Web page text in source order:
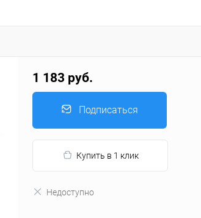
1 183 руб.
Подписаться
Купить в 1 клик
Недоступно